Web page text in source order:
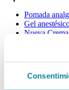
Pomada
Gel
Nueva
Categorías